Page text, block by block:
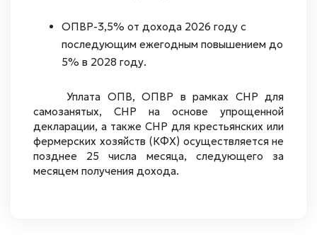
ОПВР-3,5% от дохода 2026 году с
последующим ежегодным повышением до
5% в 2028 году.
Уплата ОПВ, ОПВР в рамках СНР для
самозанятых, СНР на основе упрощенной
декларации, а также СНР для крестьянских или
фермерских хозяйств (КФХ) осуществляется не
позднее 25 числа месяца, следующего за
месяцем получения дохода.